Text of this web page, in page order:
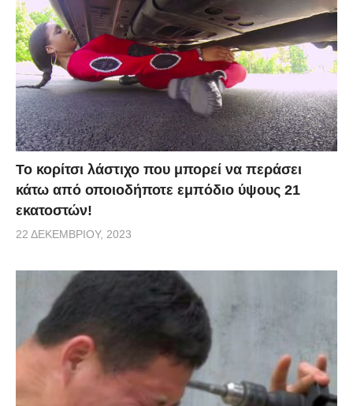
Το κορίτσι λάστιχο που μπορεί να περάσει
κάτω από οποιοδήποτε εμπόδιο ύψους 21
εκατοστών!
22 ΔΕΚΕΜΒΡΊΟΥ, 2023